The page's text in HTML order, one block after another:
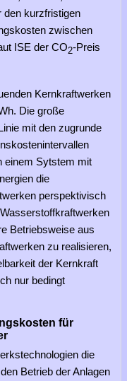
den kurzfristigen
zwischen
ISE der CO2-Preis
Kernkraftwerken
Die große
mit den zugrunde
einem Sytstem mit
die
perspektivisch
Betriebsweise aus
zu realisieren,
der Kernkraft
nur bedingt
für
die
Betrieb der Anlagen